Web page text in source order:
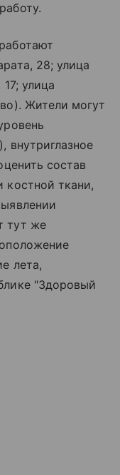
28; улица
улица
Жители могут
внутриглазное
состав
ткани,
тут же
лета,
"Здоровый